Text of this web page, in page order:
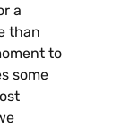
a
than
to
some